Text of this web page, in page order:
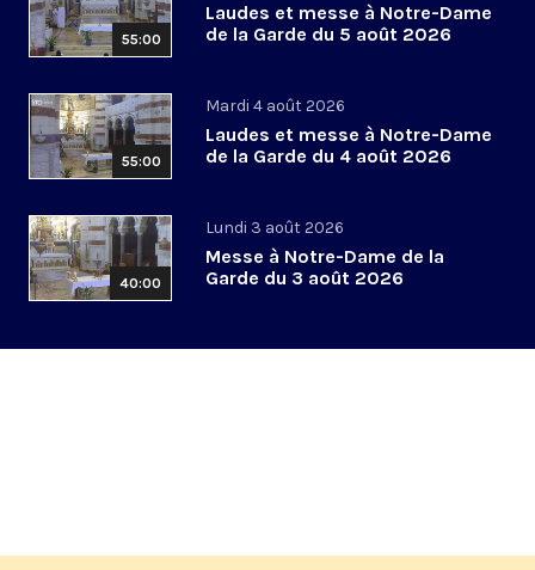
55:00
Laudes et messe à Notre-Dame
de la Garde du 5 août 2026
55:00
Mardi 4 août 2026
Laudes et messe à Notre-Dame
de la Garde du 4 août 2026
40:00
Lundi 3 août 2026
Messe à Notre-Dame de la
Garde du 3 août 2026